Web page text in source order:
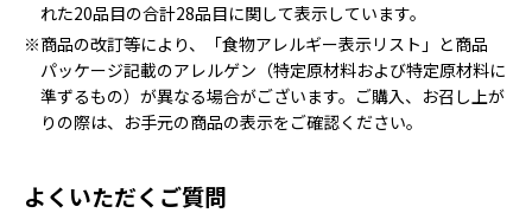
れた20品目の合計28品目に関して表示しています。
※商品の改訂等により、「食物アレルギー表示リスト」と商品
パッケージ記載のアレルゲン（特定原材料および特定原材料に
準ずるもの）が異なる場合がございます。ご購入、お召し上が
りの際は、お手元の商品の表示をご確認ください。
よくいただくご質問